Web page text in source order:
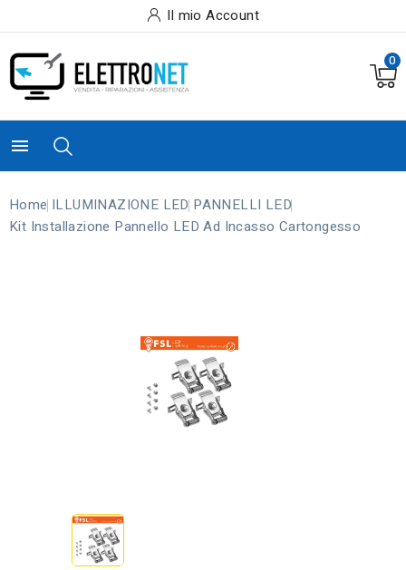
Il mio Account
0

Home ILLUMINAZIONE LED PANNELLI LED
Kit Installazione Pannello LED Ad Incasso Cartongesso